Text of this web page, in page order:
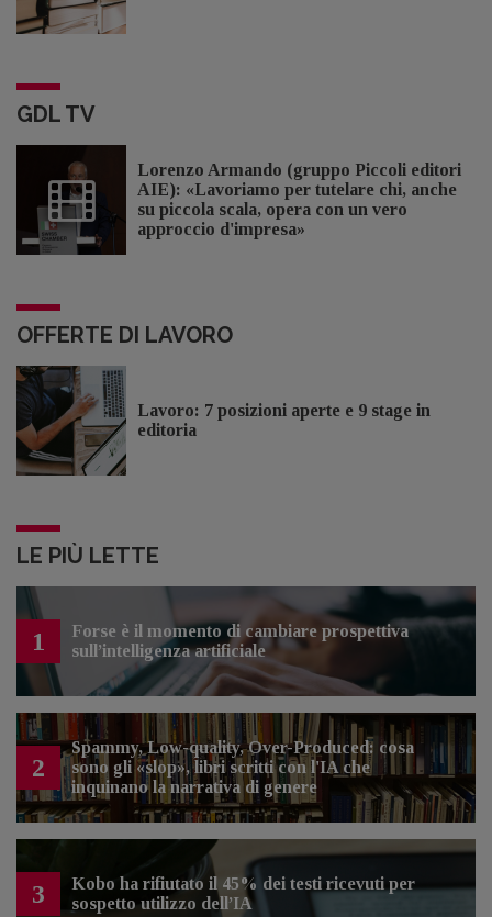
GDL TV
Lorenzo Armando (gruppo Piccoli editori
AIE): «Lavoriamo per tutelare chi, anche
su piccola scala, opera con un vero
approccio d'impresa»
OFFERTE DI LAVORO
Lavoro: 7 posizioni aperte e 9 stage in
editoria
LE PIÙ LETTE
1
Forse è il momento di cambiare prospettiva
sull’intelligenza artificiale
2
Spammy, Low-quality, Over-Produced: cosa
sono gli «slop», libri scritti con l'IA che
inquinano la narrativa di genere
3
Kobo ha rifiutato il 45% dei testi ricevuti per
sospetto utilizzo dell’IA